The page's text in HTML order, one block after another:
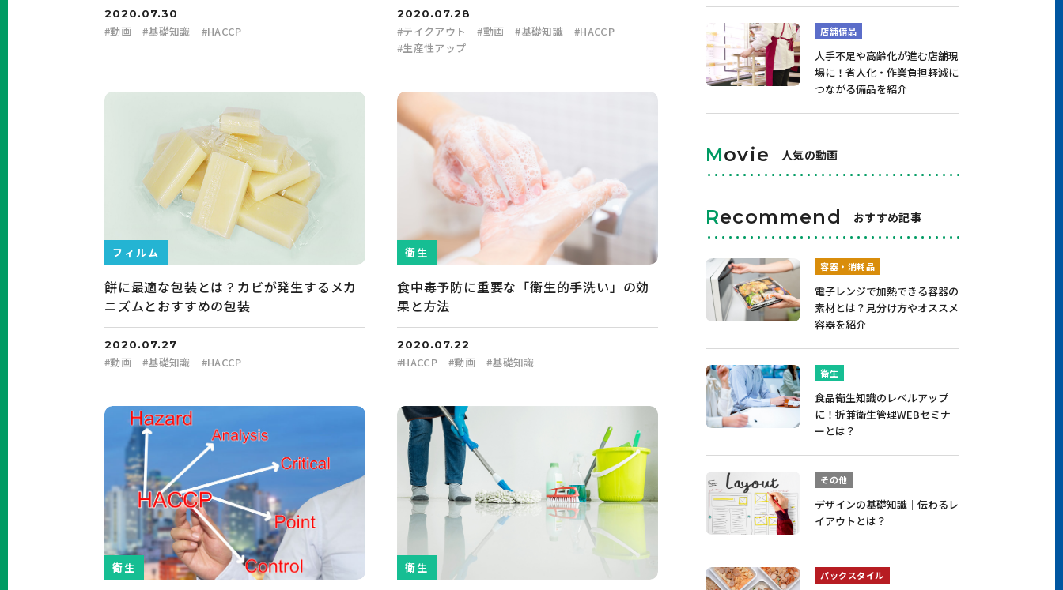
2020.07.30
#動画 #基礎知識 #HACCP
2020.07.28
#テイクアウト #動画 #基礎知識 #HACCP
#生産性アップ
フィルム
餅に最適な包装とは？カビが発生するメカ
ニズムとおすすめの包装
2020.07.27
#動画 #基礎知識 #HACCP
衛生
食中毒予防に重要な「衛生的手洗い」の効
果と方法
2020.07.22
#HACCP #動画 #基礎知識
衛生 衛生
店舗備品
人手不足や高齢化が進む店舗現
場に！省人化・作業負担軽減に
つながる備品を紹介
Movie 人気の動画
Recommend おすすめ記事
容器・消耗品
電子レンジで加熱できる容器の
素材とは？見分け方やオススメ
容器を紹介
衛生
食品衛生知識のレベルアップ
に！折兼衛生管理WEBセミナ
ーとは？
その他
デザインの基礎知識｜伝わるレ
イアウトとは？
パックスタイル